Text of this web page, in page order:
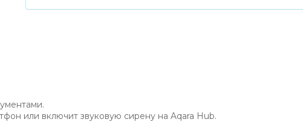
или включит звуковую сирену на Aqara Hub.